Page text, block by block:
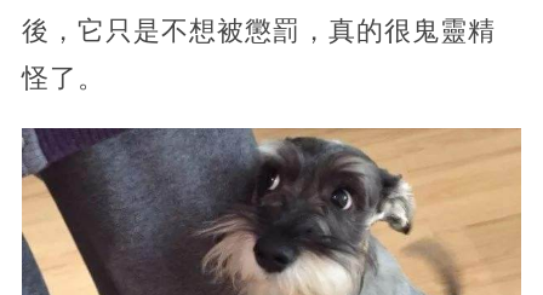
後，它只是不想被懲罰，真的很鬼靈精
怪了。